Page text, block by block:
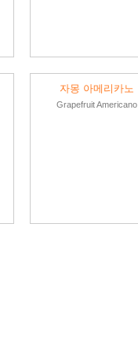
자몽 아메리카노
Grapefruit Americano